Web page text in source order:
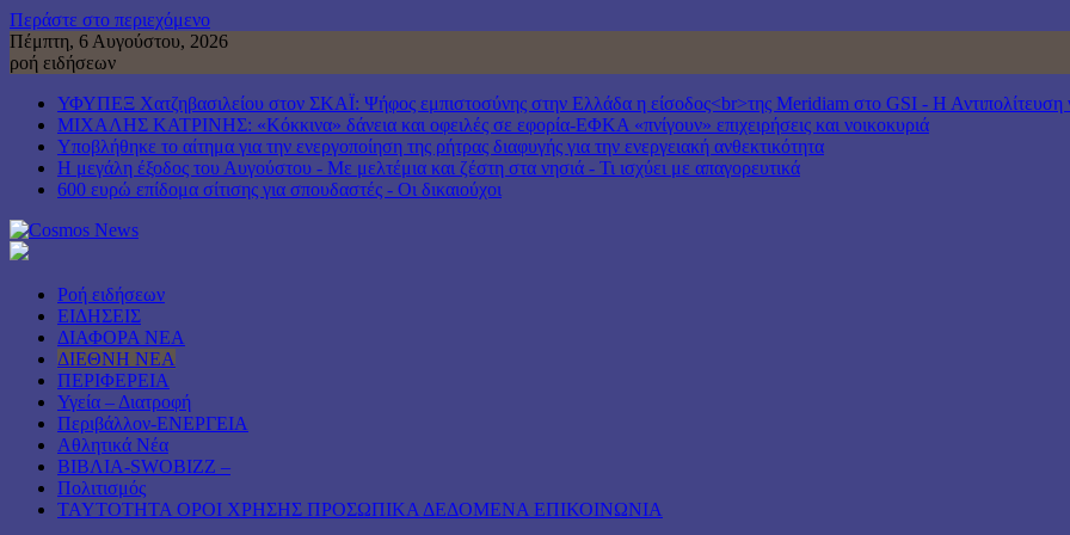
Περάστε στο περιεχόμενο
Πέμπτη, 6 Αυγούστου, 2026
ροή ειδήσεων
ΥΦΥΠΕΞ Χατζηβασιλείου στον ΣΚΑΪ: Ψήφος εμπιστοσύνης στην Ελλάδα η είσοδος<br>της Meridiam στο GSI - Η Αντιπολίτευση
ΜΙΧΑΛΗΣ ΚΑΤΡΙΝΗΣ: «Κόκκινα» δάνεια και οφειλές σε εφορία-ΕΦΚΑ «πνίγουν» επιχειρήσεις και νοικοκυριά
Υποβλήθηκε το αίτημα για την ενεργοποίηση της ρήτρας διαφυγής για την ενεργειακή ανθεκτικότητα
Η μεγάλη έξοδος του Αυγούστου - Με μελτέμια και ζέστη στα νησιά - Τι ισχύει με απαγορευτικά
600 ευρώ επίδομα σίτισης για σπουδαστές - Οι δικαιούχοι
Ροή ειδήσεων
ΕΙΔΗΣΕΙΣ
ΔΙΑΦΟΡΑ ΝΕΑ
ΔΙΕΘΝΗ ΝΕΑ
ΠΕΡΙΦΕΡΕΙΑ
Υγεία – Διατροφή
Περιβάλλον-ΕΝΕΡΓΕΙΑ
Αθλητικά Νέα
ΒΙΒΛΙΑ-SWOBIZZ –
Πολιτισμός
TAYTOTHTA ΟΡΟΙ ΧΡΗΣΗΣ ΠΡΟΣΩΠΙΚΑ ΔΕΔΟΜΕΝΑ ΕΠΙΚΟΙΝΩΝΙΑ